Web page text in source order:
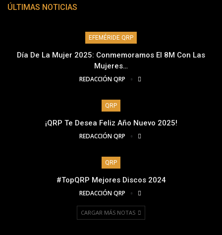
ÚLTIMAS NOTICIAS
EFEMÉRIDE QRP
Día De La Mujer 2025: Conmemoramos El 8M Con Las
Mujeres…
REDACCIÓN QRP
QRP
¡QRP Te Desea Feliz Año Nuevo 2025!
REDACCIÓN QRP
QRP
#TopQRP Mejores Discos 2024
REDACCIÓN QRP
CARGAR MÁS NOTAS